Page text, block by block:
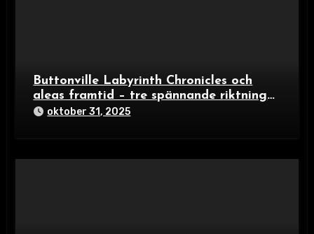
Buttonville Labyrinth Chronicles och
aleas framtid – tre spännande riktningar
i brädspelsvärlden 2024
oktober 31, 2025